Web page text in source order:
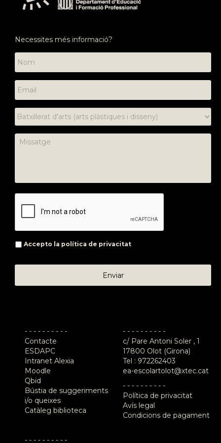
Necessites més informació?
Accepto la política de privacitat
- - - - - - - - - -
Contacte
ESDAPC
Intranet Alexia
Moodle
Qbid
Bústia de suggeriments
i/o queixes
Catàleg biblioteca
- - - - - - - - - -
- - - - - - - - - -
c/ Pare Antoni Soler , 1
17800 Olot (Girona)
Tel : 972262403
ea-escolartolot@xtec.cat
- - - - - - - - - -
Política de privacitat
Avís legal
Condicions de pagament